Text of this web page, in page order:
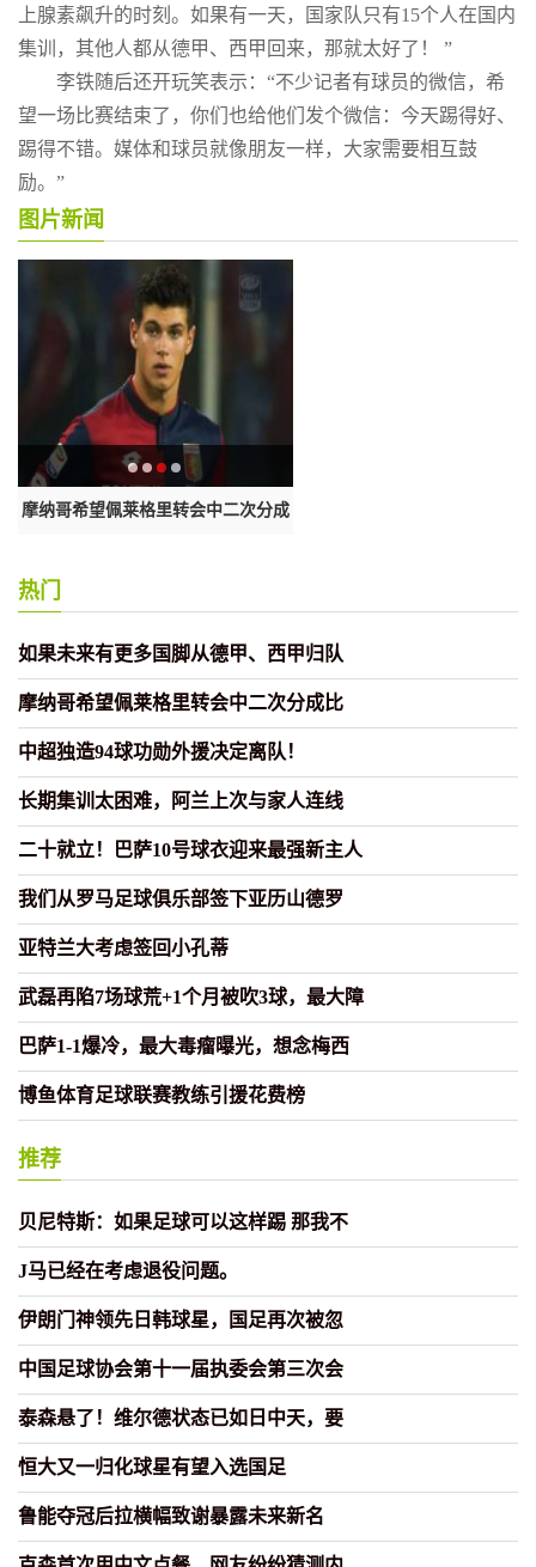
上腺素飙升的时刻。如果有一天，国家队只有15个人在国内
集训，其他人都从德甲、西甲回来，那就太好了！ ”
李铁随后还开玩笑表示：“不少记者有球员的微信，希
望一场比赛结束了，你们也给他们发个微信：今天踢得好、
踢得不错。媒体和球员就像朋友一样，大家需要相互鼓
励。”
图片新闻
摩纳哥希望佩莱格里转会中二次分成
热门
如果未来有更多国脚从德甲、西甲归队
摩纳哥希望佩莱格里转会中二次分成比
中超独造94球功勋外援决定离队！
长期集训太困难，阿兰上次与家人连线
二十就立！巴萨10号球衣迎来最强新主人
我们从罗马足球俱乐部签下亚历山德罗
亚特兰大考虑签回小孔蒂
武磊再陷7场球荒+1个月被吹3球，最大障
巴萨1-1爆冷，最大毒瘤曝光，想念梅西
博鱼体育足球联赛教练引援花费榜
推荐
贝尼特斯：如果足球可以这样踢 那我不
J马已经在考虑退役问题。
伊朗门神领先日韩球星，国足再次被忽
中国足球协会第十一届执委会第三次会
泰森悬了！维尔德状态已如日中天，要
恒大又一归化球星有望入选国足
鲁能夺冠后拉横幅致谢暴露未来新名